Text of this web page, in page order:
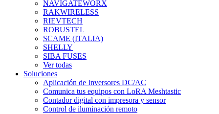
NAVIGATEWORX
RAKWIRELESS
RIEVTECH
ROBUSTEL
SCAME (ITALIA)
SHELLY
SIBA FUSES
Ver todas
Soluciones
Aplicación de Inversores DC/AC
Comunica tus equipos con LoRA Meshtastic
Contador digital con impresora y sensor
Control de iluminación remoto